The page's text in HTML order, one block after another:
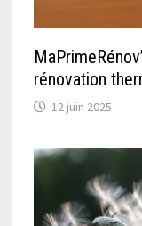
rénovation
12 juin 2025